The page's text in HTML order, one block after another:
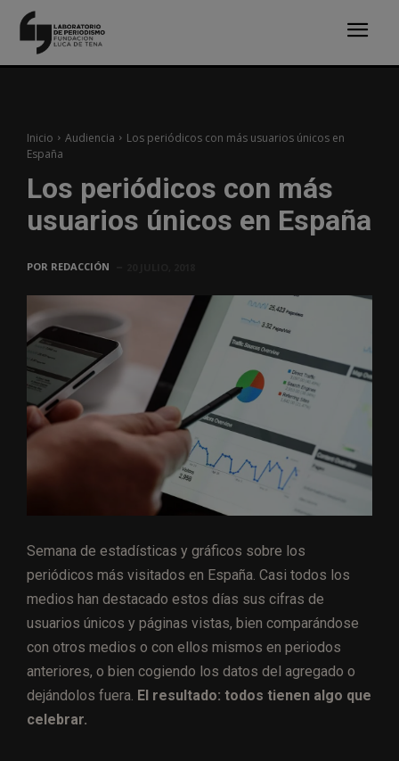
Inicio Audiencia
Los periódicos con más usuarios únicos en
España
Los periódicos con más
usuarios únicos en España
POR REDACCIÓN
Semana de estadísticas y gráficos sobre los
periódicos más visitados en España. Casi todos los
medios han destacado estos días sus cifras de
usuarios únicos y páginas vistas, bien comparándose
con otros medios o con ellos mismos en periodos
anteriores, o bien cogiendo los datos del agregado o
dejándolos fuera. El resultado: todos tienen algo que
celebrar.